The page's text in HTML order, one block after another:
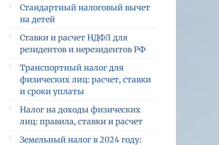
Стандартный налоговый вычет
на детей
Ставки и расчет НДФЛ для
резидентов и нерезидентов РФ
Транспортный налог для
физических лиц: расчет, ставки
и сроки уплаты
Налог на доходы физических
лиц: правила, ставки и расчет
Земельный налог в 2024 году: